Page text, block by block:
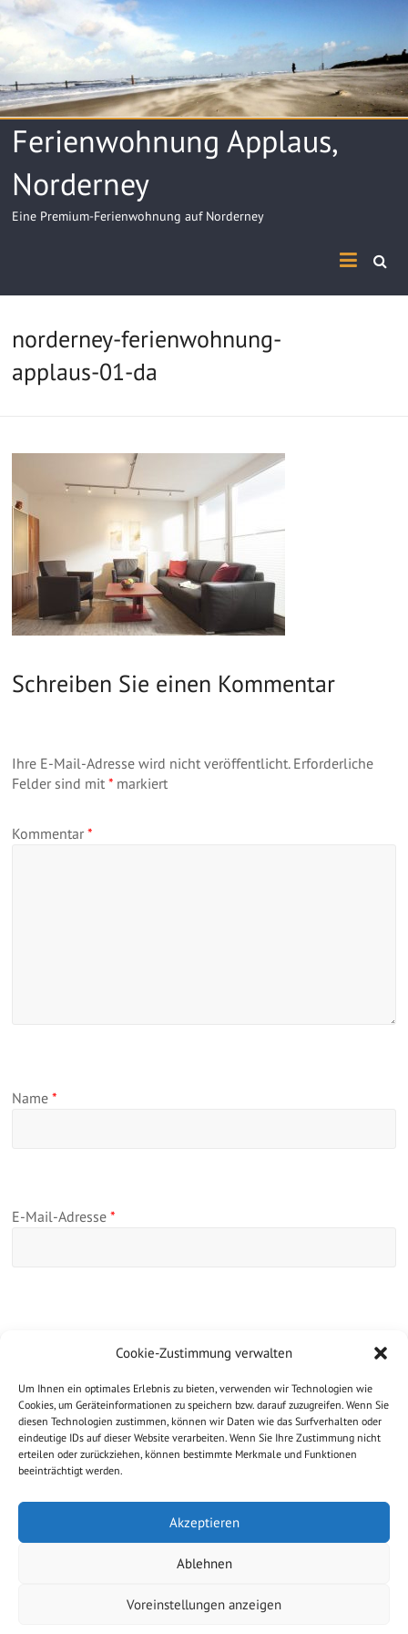
Cookie-Zustimmung verwalten
Um Ihnen ein optimales Erlebnis zu bieten, verwenden wir Technologien wie
Cookies, um Geräteinformationen zu speichern bzw. darauf zuzugreifen. Wenn Sie
diesen Technologien zustimmen, können wir Daten wie das Surfverhalten oder
eindeutige IDs auf dieser Website verarbeiten. Wenn Sie Ihre Zustimmung nicht
erteilen oder zurückziehen, können bestimmte Merkmale und Funktionen
beeinträchtigt werden.
Akzeptieren
Ablehnen
Voreinstellungen anzeigen
Skip
to
Ferienwohnung Applaus,
Norderney
Eine Premium-Ferienwohnung auf Norderney
norderney-ferienwohnung-
applaus-01-da
Schreiben Sie einen Kommentar
Ihre E-Mail-Adresse wird nicht veröffentlicht. Erforderliche
Felder sind mit* markiert
Kommentar*
Name*
E-Mail-Adresse*
Ferienwohnung Applaus, Norderney
von ThemeGrill Präsentiert von